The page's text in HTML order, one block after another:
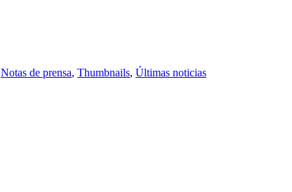
Notas de prensa, Thumbnails, Últimas noticias